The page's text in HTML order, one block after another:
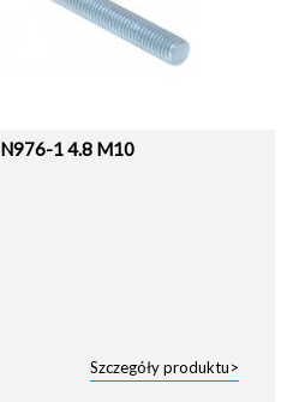
1 4.8 M10
Szczegóły produktu>